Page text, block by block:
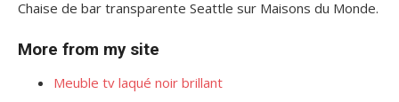
Chaise de bar transparente Seattle sur Maisons du Monde.
More from my site
Meuble tv laqué noir brillant